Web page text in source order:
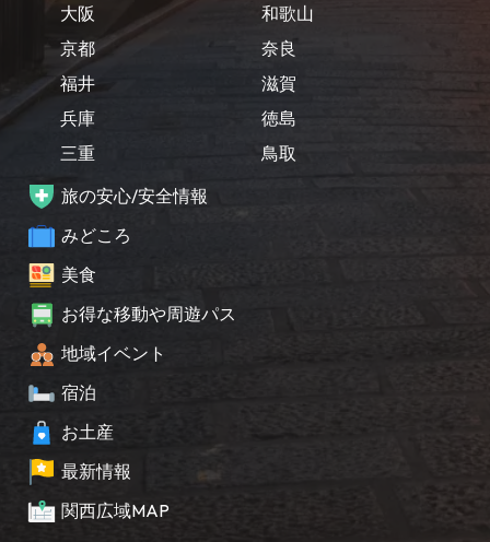
大阪
京都
福井
兵庫
三重
和歌山
奈良
滋賀
徳島
鳥取
旅の安心/安全情報
みどころ
美食
お得な移動や周遊パス
地域イベント
宿泊
お土産
最新情報
関西広域MAP